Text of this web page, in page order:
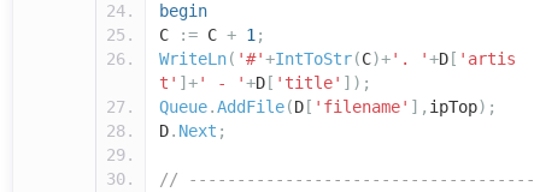
begin
C
:= C + 1;
WriteLn( '#'+IntToStr(C)+'. '+D [ 'artis
t' ]+' - '+D [ 'title' ]);
Queue.AddFile(D [ 'filename' ], ipTop);
D. Next ;
// ------------------------------------